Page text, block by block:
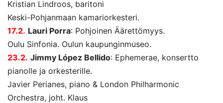
Kristian Lindroos, baritoni
Keski-Pohjanmaan kamariorkesteri.
17.2. Lauri Porra: Pohjoinen Äärettömyys.
Oulu Sinfonia. Oulun kaupunginmuseo.
23.2. Jimmy López Bellido: Ephemerae, konsertto
pianolle ja orkesterille.
Javier Perianes, piano & London Philharmonic
Orchestra, joht. Klaus